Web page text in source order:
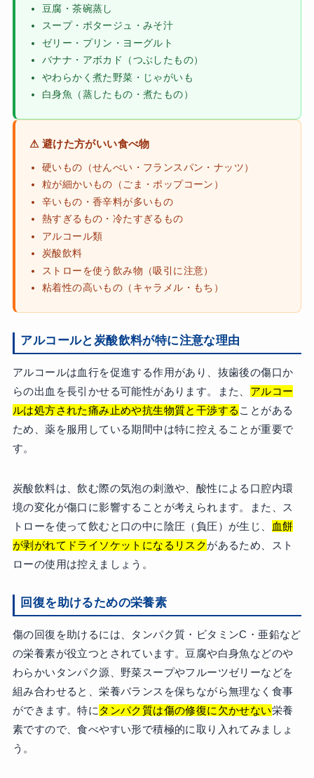
豆腐・茶碗蒸し
スープ・ポタージュ・みそ汁
ゼリー・プリン・ヨーグルト
バナナ・アボカド（つぶしたもの）
やわらかく煮た野菜・じゃがいも
白身魚（蒸したもの・煮たもの）
⚠ 避けた方がいい食べ物
硬いもの（せんべい・フランスパン・ナッツ）
粒が細かいもの（ごま・ポップコーン）
辛いもの・香辛料が多いもの
熱すぎるもの・冷たすぎるもの
アルコール類
炭酸飲料
ストローを使う飲み物（吸引に注意）
粘着性の高いもの（キャラメル・もち）
アルコールと炭酸飲料が特に注意な理由
アルコールは血行を促進する作用があり、抜歯後の傷口か
らの出血を長引かせる可能性があります。また、 アルコー
ルは処方された痛み止めや抗生物質と干渉する ことがある
ため、薬を服用している期間中は特に控えることが重要で
す。
炭酸飲料は、飲む際の気泡の刺激や、酸性による口腔内環
境の変化が傷口に影響することが考えられます。また、ス
トローを使って飲むと口の中に陰圧（負圧）が生じ、
血餅
が剥がれてドライソケットになるリスクがあるため、スト
ローの使用は控えましょう。
回復を助けるための栄養素
傷の回復を助けるには、タンパク質・ビタミンC・亜鉛など
の栄養素が役立つとされています。豆腐や白身魚などのや
わらかいタンパク源、野菜スープやフルーツゼリーなどを
組み合わせると、栄養バランスを保ちながら無理なく食事
ができます。特に タンパク質は傷の修復に欠かせない栄養
素ですので、食べやすい形で積極的に取り入れてみましょ
う。